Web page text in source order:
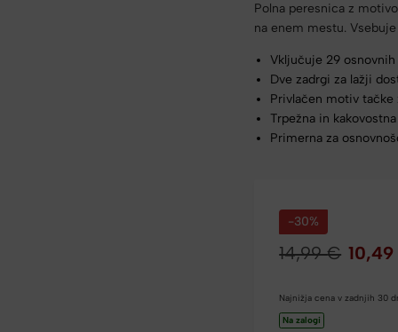
Polna peresnica z
na enem mestu.
Vključuje 29
Dve zadrgi za lažji
Privlačen motiv
Trpežna in
Primerna za
-30%
14,99€
Najnižja cena v zadnjih 30
Na zalogi